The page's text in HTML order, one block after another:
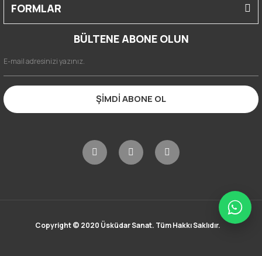
FORMLAR
BÜLTENE ABONE OLUN
ŞİMDİ ABONE OL
Copyright © 2020 Üsküdar Sanat. Tüm Hakkı Saklıdır.